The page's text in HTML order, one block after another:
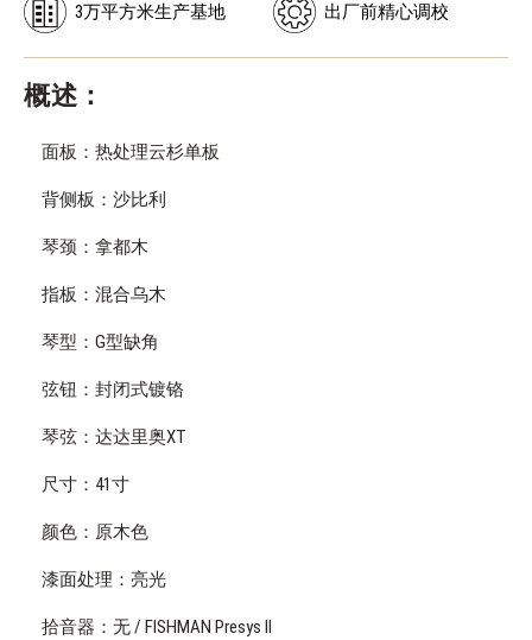
3万平方米生产基地 出厂前精心调校
概述：
面板：热处理云杉单板
背侧板：沙比利
琴颈：拿都木
指板：混合乌木
琴型：G型缺角
弦钮：封闭式镀铬
琴弦：达达里奥XT
尺寸：41寸
颜色：原木色
漆面处理：亮光
拾音器：无 / FISHMAN Presys II